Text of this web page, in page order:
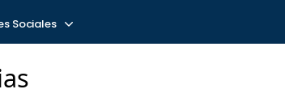
Sociales